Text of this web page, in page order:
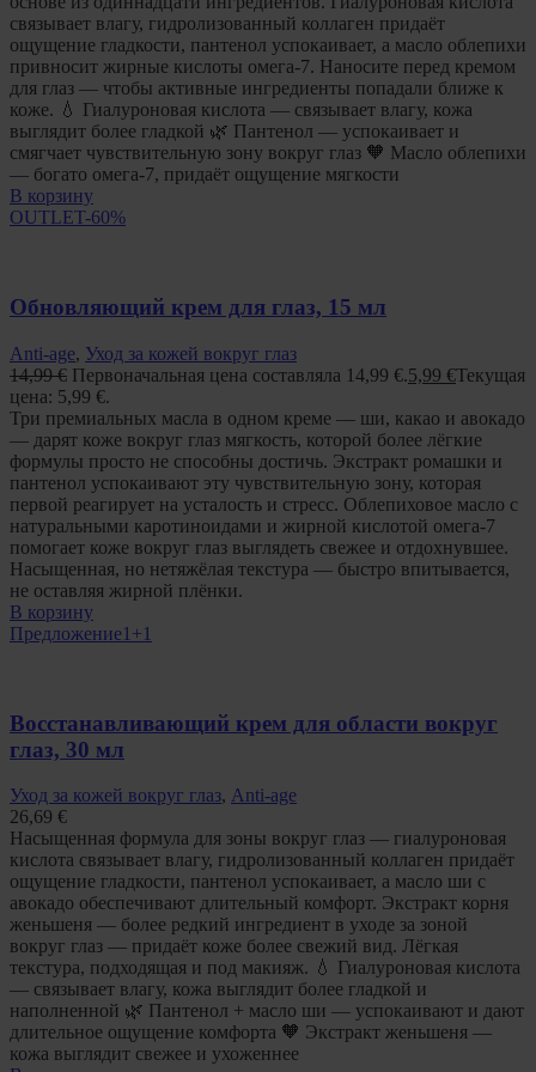
связывает влагу, гидролизованный коллаген придаёт
ощущение гладкости, пантенол успокаивает, а масло облепихи
привносит жирные кислоты омега-7. Наносите перед кремом
для глаз — чтобы активные ингредиенты попадали ближе к
коже. 💧 Гиалуроновая кислота — связывает влагу, кожа
выглядит более гладкой 🌿 Пантенол — успокаивает и
смягчает чувствительную зону вокруг глаз 🧡 Масло облепихи
— богато омега-7, придаёт ощущение мягкости
В корзину
OUTLET-60%
Обновляющий крем для глаз, 15 мл
Anti-age, Уход за кожей вокруг глаз
14,99€ Первоначальная цена составляла 14,99 €.5,99 €Текущая
цена: 5,99 €.
Три премиальных масла в одном креме — ши, какао и авокадо
— дарят коже вокруг глаз мягкость, которой более лёгкие
формулы просто не способны достичь. Экстракт ромашки и
пантенол успокаивают эту чувствительную зону, которая
первой реагирует на усталость и стресс. Облепиховое масло с
натуральными каротиноидами и жирной кислотой омега-7
помогает коже вокруг глаз выглядеть свежее и отдохнувшее.
Насыщенная, но нетяжёлая текстура — быстро впитывается,
не оставляя жирной плёнки.
В корзину
Предложение1+1
Восстанавливающий крем для области вокруг
глаз, 30 мл
Уход за кожей вокруг глаз, Anti-age
26,69 €
Насыщенная формула для зоны вокруг глаз — гиалуроновая
кислота связывает влагу, гидролизованный коллаген придаёт
ощущение гладкости, пантенол успокаивает, а масло ши с
авокадо обеспечивают длительный комфорт. Экстракт корня
женьшеня — более редкий ингредиент в уходе за зоной
вокруг глаз — придаёт коже более свежий вид. Лёгкая
текстура, подходящая и под макияж. 💧 Гиалуроновая кислота
— связывает влагу, кожа выглядит более гладкой и
наполненной 🌿 Пантенол + масло ши — успокаивают и дают
длительное ощущение комфорта 🧡 Экстракт женьшеня —
кожа выглядит свежее и ухоженнее